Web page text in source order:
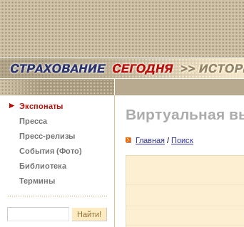
Экспонаты
Пресса
Пресс-релизы
События (Фото)
Библиотека
Термины
Виртуальная
Главная / Поиск